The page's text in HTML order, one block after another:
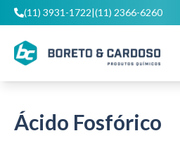
(11) 3931-1722|(11) 2366-6260
Ácido Fosfórico